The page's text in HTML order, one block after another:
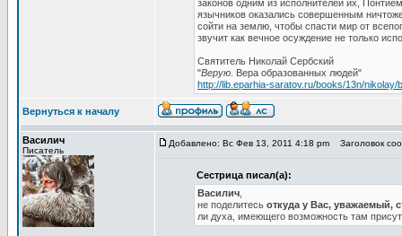
законов одним из исполнителей их,
язычников оказались совершенным
сойти на землю, чтобы спасти мир от
звучит как вечное осуждение не только
Святитель Николай Сербский
"Верую . Вера образованных людей"
http://lib.eparhia-saratov.ru/books/13n/nikolay/
Вернуться к началу
Василич
Писатель
Добавлено: Вс Фев 13, 2011 4:18 pm Заголовок
Сестрица писал(а):
Василич
не поделитесь откуда у Вас, уважаемый,
ли духа, имеющего возможность там